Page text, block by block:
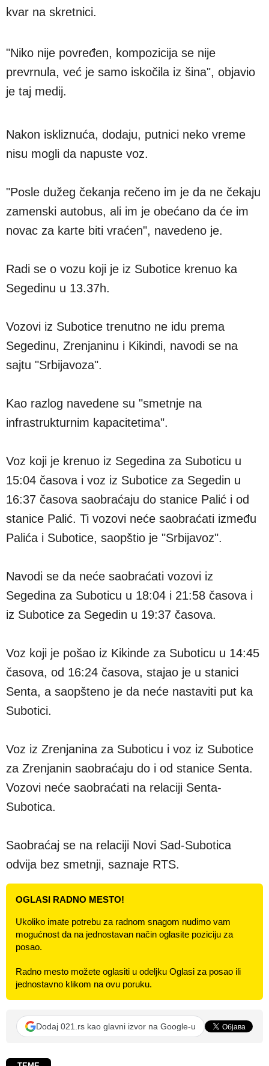
kvar na skretnici.
"Niko nije povređen, kompozicija se nije
prevrnula, već je samo iskočila iz šina", objavio
je taj medij.
Nakon iskliznuća, dodaju, putnici neko vreme
nisu mogli da napuste voz.
"Posle dužeg čekanja rečeno im je da ne čekaju
zamenski autobus, ali im je obećano da će im
novac za karte biti vraćen", navedeno je.
Radi se o vozu koji je iz Subotice krenuo ka
Segedinu u 13.37h.
Vozovi iz Subotice trenutno ne idu prema
Segedinu, Zrenjaninu i Kikindi, navodi se na
sajtu "Srbijavoza".
Kao razlog navedene su "smetnje na
infrastrukturnim kapacitetima".
Voz koji je krenuo iz Segedina za Suboticu u
15:04 časova i voz iz Subotice za Segedin u
16:37 časova saobraćaju do stanice Palić i od
stanice Palić. Ti vozovi neće saobraćati između
Palića i Subotice, saopštio je "Srbijavoz".
Navodi se da neće saobraćati vozovi iz
Segedina za Suboticu u 18:04 i 21:58 časova i
iz Subotice za Segedin u 19:37 časova.
Voz koji je pošao iz Kikinde za Suboticu u 14:45
časova, od 16:24 časova, stajao je u stanici
Senta, a saopšteno je da neće nastaviti put ka
Subotici.
Voz iz Zrenjanina za Suboticu i voz iz Subotice
za Zrenjanin saobraćaju do i od stanice Senta.
Vozovi neće saobraćati na relaciji Senta-
Subotica.
Saobraćaj se na relaciji Novi Sad-Subotica
odvija bez smetnji, saznaje RTS.
OGLASI RADNO MESTO!
Ukoliko imate potrebu za radnom snagom nudimo vam
mogućnost da na jednostavan način oglasite poziciju za
posao.
Radno mesto možete oglasiti u odeljku Oglasi za posao ili
jednostavno klikom na ovu poruku.
Dodaj 021.rs kao glavni izvor na Google-u